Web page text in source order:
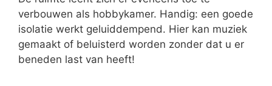
verbouwen als hobbykamer. Handig: een goede
isolatie werkt geluiddempend. Hier kan muziek
gemaakt of beluisterd worden zonder dat u er
beneden last van heeft!